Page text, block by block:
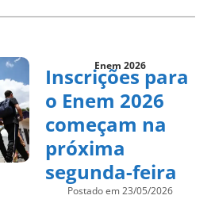
Enem 2026
Inscrições para
o Enem 2026
começam na
próxima
segunda-feira
Postado em 23/05/2026